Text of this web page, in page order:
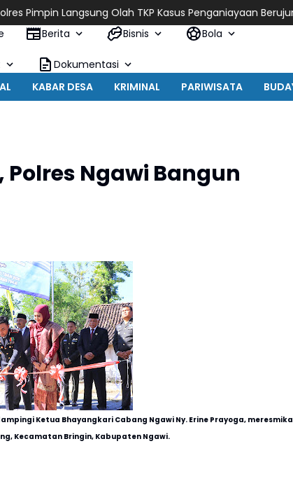
Olah TKP Kasus Penganiayaan Berujung Meninggal
Berita Bisnis Bola
Dokumentasi
KABAR DESA KRIMINAL PARIWISATA
Ngawi Bangun
Ketua Bhayangkari Cabang Ngawi Ny. Erine Prayoga,
Kecamatan Bringin, Kabupaten Ngawi.